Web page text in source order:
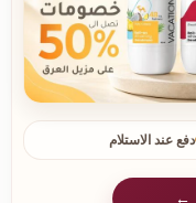
دفع عند الاستلام